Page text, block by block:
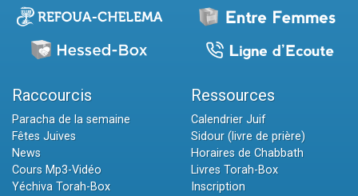
Raccourcis
Paracha de la semaine
Fêtes Juives
News
Cours Mp3-Vidéo
Yéchiva Torah-Box
Ressources
Calendrier Juif
Sidour (livre de prière)
Horaires de Chabbath
Livres Torah-Box
Inscription